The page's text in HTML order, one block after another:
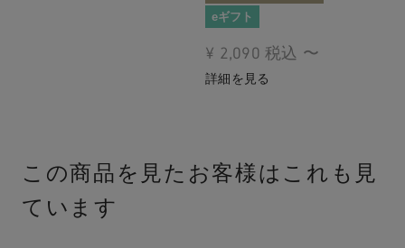
eギフト
¥ 2,090 税込 〜
詳細を見る
この商品を見たお客様はこれも見
ています